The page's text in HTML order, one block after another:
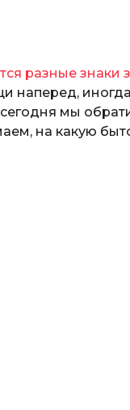
разные знаки
наперед,
мы
на какую